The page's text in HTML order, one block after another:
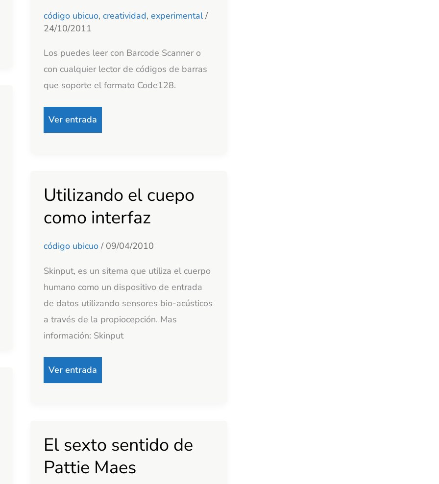
código ubicuo, creatividad, experimental/
24/10/2011
Los puedes leer con Barcode Scanner o
con cualquier lector de códigos de barras
que soporte el formato Code128.
Ver entrada
Utilizando el cuepo
como interfaz
código ubicuo/ 09/04/2010
Skinput, es un sitema que utiliza el cuerpo
humano como un dispositivo de entrada
de datos utilizando sensores bio-acústicos
a través de la propiocepción. Mas
información: Skinput
Utilizando
cuepo
como
Ver entrada
El sexto sentido de
Pattie Maes
El
sexto
sentido